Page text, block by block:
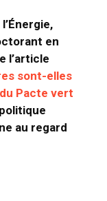
l’Énergie,
en
l’article
sont-elles
Pacte vert
au regard